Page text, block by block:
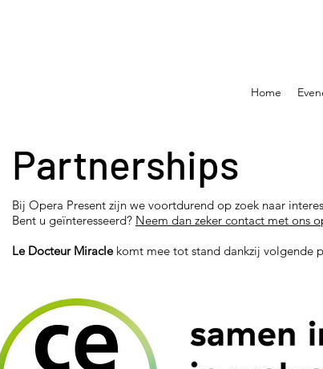
Home
Partnerships
Bij Opera Present zijn we voortdurend op zoek naar
Bent u geïnteresseerd? Neem dan zeker contact met ons
Le Docteur Miracle komt mee tot stand dankzij volgende